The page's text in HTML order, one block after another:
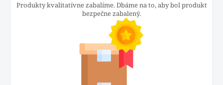
Produkty kvalitatívne zabalíme. Dbáme na to, aby bol produkt
bezpečne zabalený.